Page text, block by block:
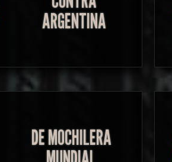
ARGENTINA
DE MOCHILERA